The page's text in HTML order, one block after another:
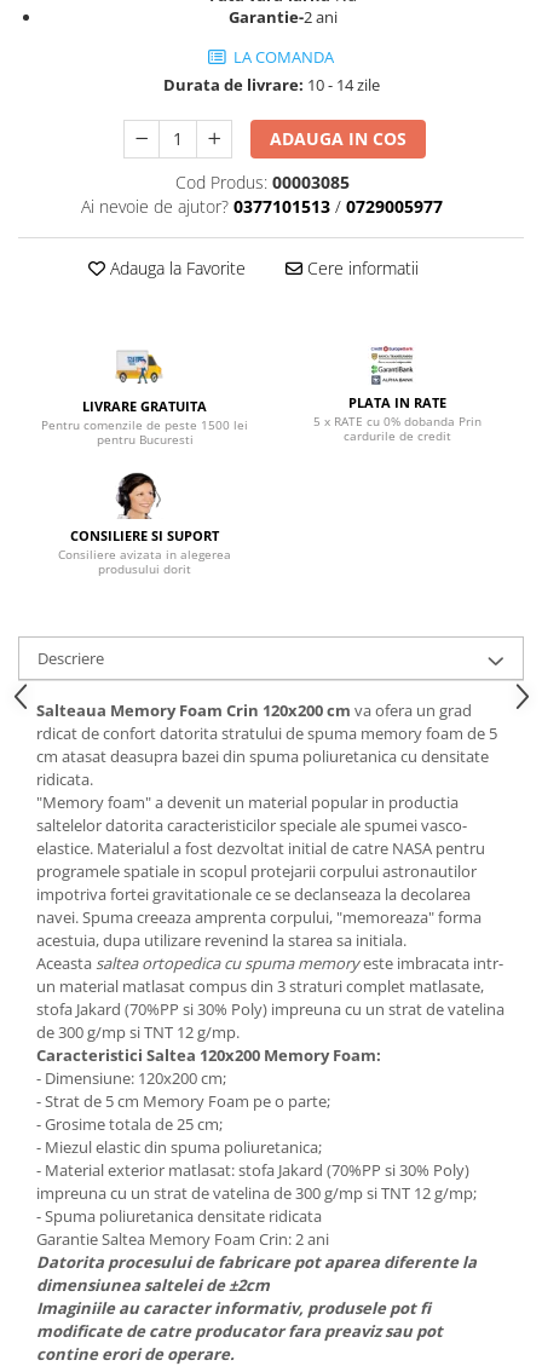
Top saltele memory 5 cm
Top saltele MemoHR 6.5 cm
Saltele ieftine
Saltele cu plasa de arcuri
Saltele cu spuma
Scaune manager
Scaune pentru bucatarie
Mobila bucatarie
Seturi mese si scaune bucatarie
Mobilier hol
Suporturi si rafturi pantofi
Seturi mobilier hol
Stender haine
Suport pentru umerase
Mobilier gradinita
Mese gradinita
Set mese si scaune gradinita
Mobilier copii
Mobila camera copii
Scaune birou pentru copii
Saltele patuturi copii
Paturi copii
Masa si scaune gradinita
Seturi comode living si dormitor
Garantie-2 ani
LA COMANDA
Durata de livrare: 10 - 14 zile
ADAUGA IN COS
Cod Produs: 00003085
Ai nevoie de ajutor? 0377101513 / 0729005977
Adauga la Favorite Cere informatii
LIVRARE GRATUITA
Pentru comenzile de peste 1500 lei
pentru Bucuresti
PLATA IN RATE
5 x RATE cu 0% dobanda Prin
cardurile de credit
CONSILIERE SI SUPORT
Consiliere avizata in alegerea
produsului dorit
Descriere
Salteaua Memory Foam Crin 120x200 cm va ofera un grad
rdicat de confort datorita stratului de spuma memory foam de 5
cm atasat deasupra bazei din spuma poliuretanica cu densitate
ridicata.
"Memory foam" a devenit un material popular in productia
saltelelor datorita caracteristicilor speciale ale spumei vasco-
elastice. Materialul a fost dezvoltat initial de catre NASA pentru
programele spatiale in scopul protejarii corpului astronautilor
impotriva fortei gravitationale ce se declanseaza la decolarea
navei. Spuma creeaza amprenta corpului, "memoreaza" forma
acestuia, dupa utilizare revenind la starea sa initiala.
Aceasta saltea ortopedica cu spuma memoryeste imbracata intr-
un material matlasat compus din 3 straturi complet matlasate,
stofa Jakard (70%PP si 30% Poly) impreuna cu un strat de vatelina
de 300 g/mp si TNT 12 g/mp.
Caracteristici Saltea 120x200 Memory Foam:
- Dimensiune: 120x200 cm;
- Strat de 5 cm Memory Foam pe o parte;
- Grosime totala de 25 cm;
- Miezul elastic din spuma poliuretanica;
- Material exterior matlasat: stofa Jakard (70%PP si 30% Poly)
impreuna cu un strat de vatelina de 300 g/mp si TNT 12 g/mp;
- Spuma poliuretanica densitate ridicata
Garantie Saltea Memory Foam Crin: 2 ani
Datorita procesului de fabricare pot aparea diferente la
dimensiunea saltelei de ±2cm
Imaginiile au caracter informativ, produsele pot fi
modificate de catre producator fara preaviz sau pot
contine erori de operare.